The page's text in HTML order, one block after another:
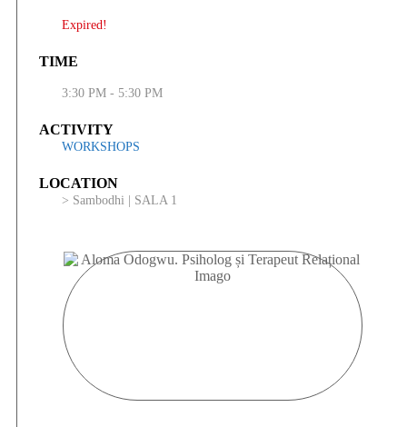
Expired!
TIME
3:30 PM - 5:30 PM
ACTIVITY
WORKSHOPS
LOCATION
> Sambodhi | SALA 1